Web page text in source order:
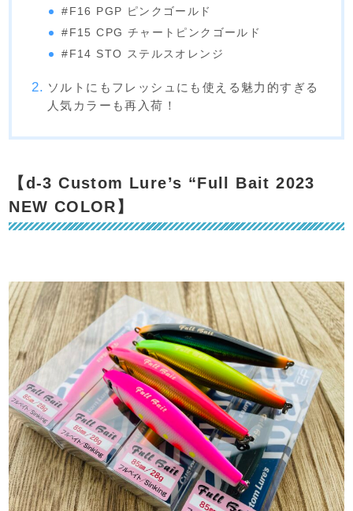
#F16 PGP ピンクゴールド
#F15 CPG チャートピンクゴールド
#F14 STO ステルスオレンジ
ソルトにもフレッシュにも使える魅力的すぎる
人気カラーも再入荷！
【d-3 Custom Lure’s “Full Bait 2023
NEW COLOR】